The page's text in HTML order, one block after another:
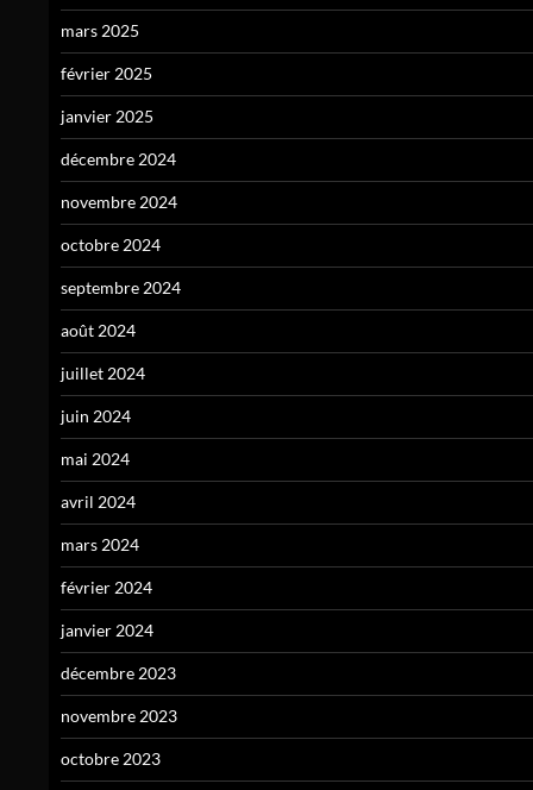
mars 2025
février 2025
janvier 2025
décembre 2024
novembre 2024
octobre 2024
septembre 2024
août 2024
juillet 2024
juin 2024
mai 2024
avril 2024
mars 2024
février 2024
janvier 2024
décembre 2023
novembre 2023
octobre 2023